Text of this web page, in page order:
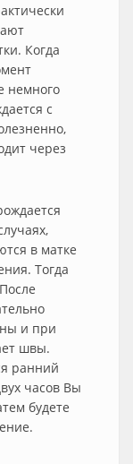
Когда
немного
с
через
в матке
Тогда
и при
швы.
ранний
часов Вы
будете